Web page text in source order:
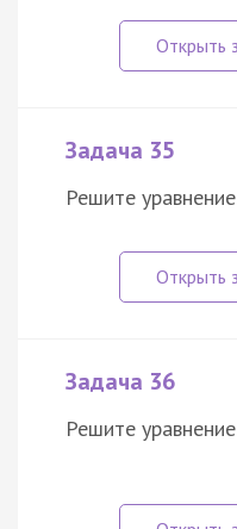
Задача 35
Решите уравнение
Задача 36
Решите уравнение